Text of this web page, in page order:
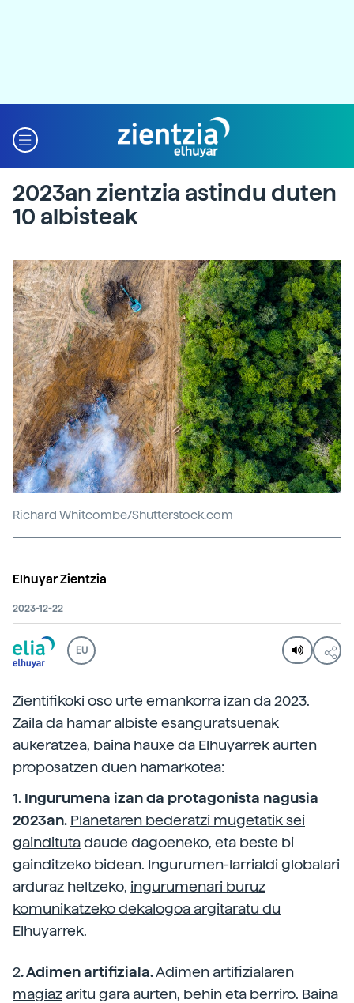
2023an zientzia astindu duten
10 albisteak
Richard Whitcombe/Shutterstock.com
Elhuyar Zientzia
2023-12-22
EU
Zientifikoki oso urte emankorra izan da 2023.
Zaila da hamar albiste esanguratsuenak
aukeratzea, baina hauxe da Elhuyarrek aurten
proposatzen duen hamarkotea:
1. Ingurumena izan da protagonista nagusia
2023an. Planetaren bederatzi mugetatik sei
gainditutadaude dagoeneko, eta beste bi
gainditzeko bidean. Ingurumen-larrialdi globalari
arduraz heltzeko, ingurumenari buruz
komunikatzeko dekalogoa argitaratu du
Elhuyarrek.
2. Adimen artifiziala.Adimen artifizialaren
magiaz aritu gara aurten, behin eta berriro. Baina